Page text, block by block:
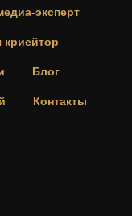
эксперт
криейтор
Блог
Контакты